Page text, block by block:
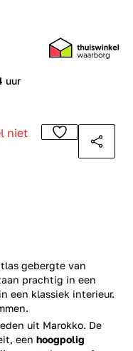
gebergte van
prachtig in een
een klassiek interieur.
uur
niet
uit Marokko. De
een hoogpolig